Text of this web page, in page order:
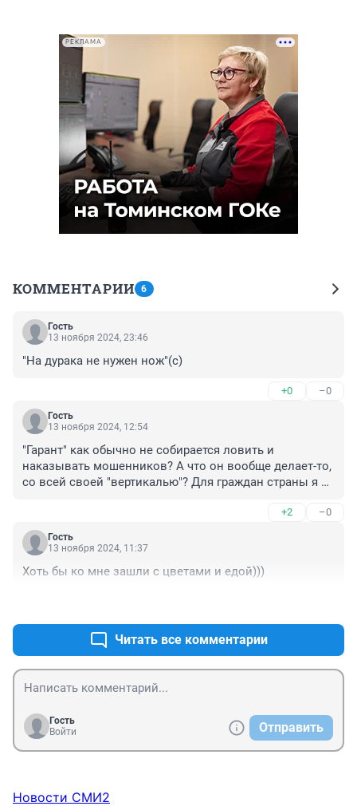
РЕКЛАМА
КОММЕНТАРИИ 6
Гость
13 ноября 2024, 23:46
"На дурака не нужен нож"(с)
+0 –0
Гость
13 ноября 2024, 12:54
"Гарант" как обычно не собирается ловить и
наказывать мошенников? А что он вообще делает-то,
со всей своей "вертикалью"? Для граждан страны я
+2 –0
Гость
13 ноября 2024, 11:37
Хоть бы ко мне зашли с цветами и едой)))
Читать все комментарии
Гость
Войти
Отправить
Новости СМИ2